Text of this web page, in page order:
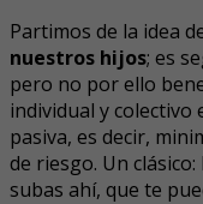
Partimos de la idea
nuestros hijos; es
pero no por ello
individual y
pasiva, es decir,
de riesgo. Un
subas ahí, que te